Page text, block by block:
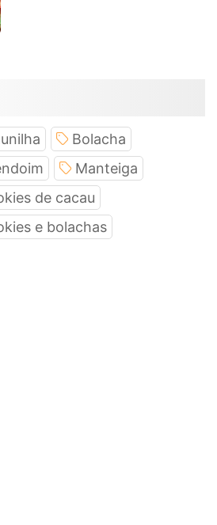
Bolacha
Manteiga
de cacau
e bolachas